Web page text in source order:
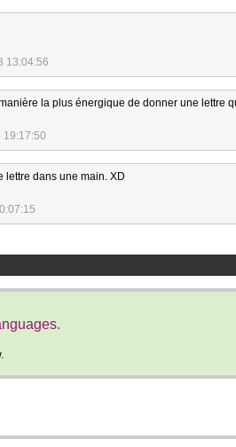
13:04:56
la plus énergique de donner une lettre
19:17:50
lettre dans une main. XD